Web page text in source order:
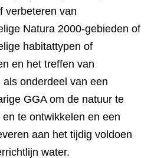
verbeteren van
Natura 2000-gebieden of
habitattypen of
en het treffen van
als onderdeel van een
GGA om de natuur te
en te ontwikkelen en een
aan het tijdig voldoen
water.